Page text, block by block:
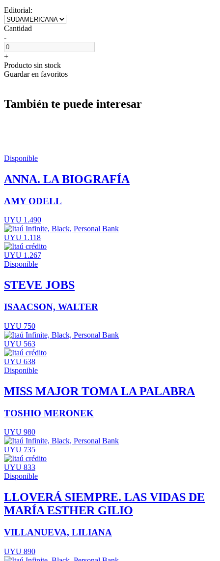
Editorial:
Cantidad
-
+
Producto sin stock
Guardar en favoritos
También te puede interesar
Disponible
ANNA. LA BIOGRAFÍA
AMY ODELL
UYU 1.490
UYU 1.118
UYU 1.267
Disponible
STEVE JOBS
ISAACSON, WALTER
UYU 750
UYU 563
UYU 638
Disponible
MISS MAJOR TOMA LA PALABRA
TOSHIO MERONEK
UYU 980
UYU 735
UYU 833
Disponible
LLOVERÁ SIEMPRE. LAS VIDAS DE
MARÍA ESTHER GILIO
VILLANUEVA, LILIANA
UYU 890